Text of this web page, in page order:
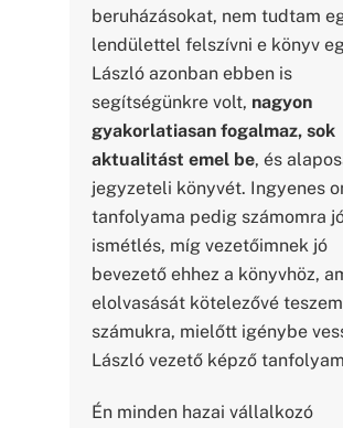
beruházásokat, nem tudtam
lendülettel felszívni e könyv
László azonban ebben is
segítségünkre volt, nagyon
gyakorlatiasan fogalmaz, sok
aktualitást emel be, és
jegyzeteli könyvét. Ingyenes
tanfolyama pedig számomra
ismétlés, míg vezetőimnek jó
bevezető ehhez a könyvhöz,
elolvasását kötelezővé teszem
számukra, mielőtt igénybe
László vezető képző
Én minden hazai vállalkozó